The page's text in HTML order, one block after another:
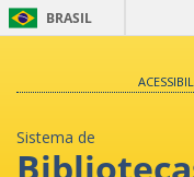
BRASIL
Sistema de